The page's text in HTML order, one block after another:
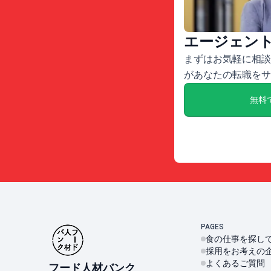
エージェン
まずはお気軽に相
があなたの転職を
無料
フード人材バンク
PAGES
食の仕事を探し
採用をお考えの
よくあるご質問